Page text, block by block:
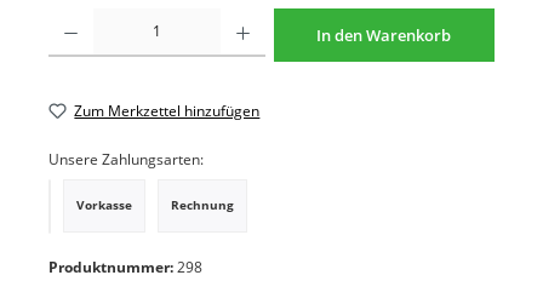
In den Warenkorb
Zum Merkzettel hinzufügen
Unsere Zahlungsarten:
Vorkasse Rechnung
Produktnummer:298